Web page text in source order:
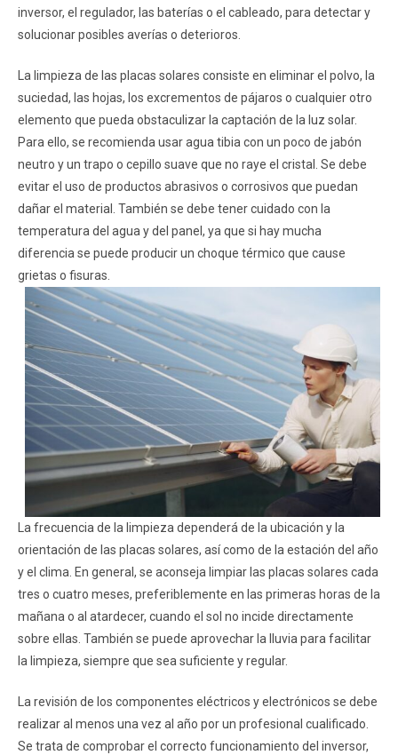
inversor, el regulador, las baterías o el cableado, para detectar y
solucionar posibles averías o deterioros.
La limpieza de las placas solares consiste en eliminar el polvo, la
suciedad, las hojas, los excrementos de pájaros o cualquier otro
elemento que pueda obstaculizar la captación de la luz solar.
Para ello, se recomienda usar agua tibia con un poco de jabón
neutro y un trapo o cepillo suave que no raye el cristal. Se debe
evitar el uso de productos abrasivos o corrosivos que puedan
dañar el material. También se debe tener cuidado con la
temperatura del agua y del panel, ya que si hay mucha
diferencia se puede producir un choque térmico que cause
grietas o fisuras.
La frecuencia de la limpieza dependerá de la ubicación y la
orientación de las placas solares, así como de la estación del año
y el clima. En general, se aconseja limpiar las placas solares cada
tres o cuatro meses, preferiblemente en las primeras horas de la
mañana o al atardecer, cuando el sol no incide directamente
sobre ellas. También se puede aprovechar la lluvia para facilitar
la limpieza, siempre que sea suficiente y regular.
La revisión de los componentes eléctricos y electrónicos se debe
realizar al menos una vez al año por un profesional cualificado.
Se trata de comprobar el correcto funcionamiento del inversor,